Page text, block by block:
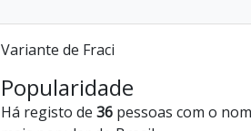
Variante de Fraci
Popularidade
Há registo de 36 pessoas com o